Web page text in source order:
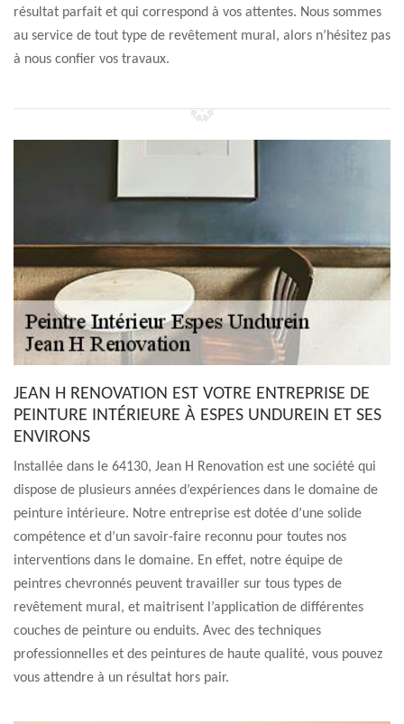
résultat parfait et qui correspond à vos attentes. Nous sommes
au service de tout type de revêtement mural, alors n’hésitez pas
à nous confier vos travaux.
JEAN H RENOVATION EST VOTRE ENTREPRISE DE
PEINTURE INTÉRIEURE À ESPES UNDUREIN ET SES
ENVIRONS
Installée dans le 64130, Jean H Renovation est une société qui
dispose de plusieurs années d’expériences dans le domaine de
peinture intérieure. Notre entreprise est dotée d’une solide
compétence et d’un savoir-faire reconnu pour toutes nos
interventions dans le domaine. En effet, notre équipe de
peintres chevronnés peuvent travailler sur tous types de
revêtement mural, et maitrisent l’application de différentes
couches de peinture ou enduits. Avec des techniques
professionnelles et des peintures de haute qualité, vous pouvez
vous attendre à un résultat hors pair.